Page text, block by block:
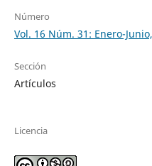
Número
Vol. 16 Núm. 31: Enero-
Sección
Artículos
Licencia